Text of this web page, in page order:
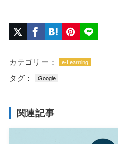
カテゴリー： e-Learning
タグ： Google
関連記事